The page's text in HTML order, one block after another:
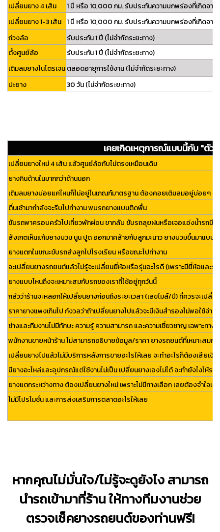
เปลี่ยนยาง 4 เส้น
1 ปี หรือ 10,000 กม. รับประกันความบกพร่องที่เกิดจา
เปลี่ยนยาง 1-3 เส้น 1 ปี หรือ 10,000 กม. รับประกันความบกพร่องที่เกิดจา
ถ่วงล้อ
รับประกัน 1 ปี (ไม่จำกัดระยะทาง)
ตั้งศูนย์ล้อ
รับประกัน 1 ปี (ไม่จำกัดระยะทาง)
เติมลมยางไนโตรเจนตลอดอายุการใช้งาน (ไม่จำกัดระยะทาง)
ปะยาง
30 วัน (ไม่จำกัดระยะทาง)
เคยเกิดเหตุการณ์แบบนี้กับ "ตัว
เปลี่ยนยางใหม่ 4 เส้น แล้วศูนย์ล้อกับไม่ตรงเหมือนเดิม
ยางกินด้านในมากกว่าด้านนอก
เติมลมยางบ่อยแค่ไหนก็ไม่อยู่ในเกณฑ์มาตรฐาน ต้องคอยเติมลมอยู่บ่อยๆ
ตื่นเช้ามากำลังจะรีบไปทำงาน พบรถยางแบนติดพื้น
ขับรถพาครอบครัวไปเที่ยวพักผ่อน ขากลับ ขับรถลุยฝนหรือเจอแอ่งน้ำรถมีอ
สังเกตเห็นแก้มยางบวม นูน ปูด ออกมาคล้ายกับลูกมะนาว ยางบวมขึ้นมาแบบไ
ยางแตกในขณะขับรถส่งลูกไปโรงเรียน หรือขณะไปทำงาน
จะเปลี่ยนยางรถยนต์แล้วไม่รู้จะเปลี่ยนยี่ห้อหรือรุ่นอะไรดี (เพราะมียี่ห้อและรุ่
ยางแบบไหนถึงจะเหมาะสมกับรถของเราที่ใช้อยู่ทุกวันนี้
กลัวว่าร้านจะหลอกให้เปลี่ยนยางก่อนถึงระยะเวลา (เลขไมล์/ปี) ที่ควรจะเปลี่
ราคายางแพงเกินไป กังวลว่าถ้าเปลี่ยนยางไปแล้วจะมีเงินสำรองไม่พอใช้จ่าย
ช่างและทีมงานไม่มีทักษะ ความรู้ ความสามารถ และความเชี่ยวชาญ เฉพาะทา
พนักงานขายหน้าร้าน ไม่สามารถอธิบายข้อมูล/ราคา ยางรถยนต์ที่เหมาะสมกั
เปลี่ยนยางไปแล้วไม่มีบริการหลังการขายอะไรให้เลย จะทำอะไรก็ต้องเสียเ
มียางอะไหล่และอุปกรณ์แต่ใช้งานไม่เป็น เปลี่ยนยางเองไม่ได้ จะทำยังไงให้รถ
ยางแตกระหว่างทาง ต้องเปลี่ยนยางใหม่ เพราะไม่มีทางเลือก เลยต้องจำใจ
ไม่มีโปรโมชั่น และการส่งเสริมการตลาดอะไรให้เลย
หากคุณไม่มั่นใจ/ไม่รู้จะดูยังไง สามารถ
นำรถเข้ามาที่ร้าน ให้ทางทีมงานช่วย
ตรวจเช็คยางรถยนต์ของท่านฟรี!